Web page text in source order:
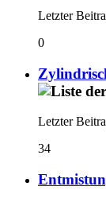
Letzter
0
Letzter
34